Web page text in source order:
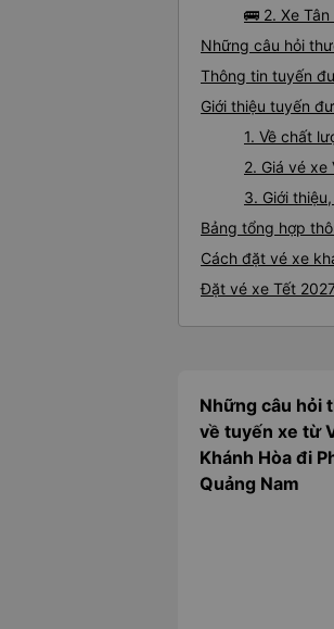
🚌 2. Xe
Những câu hỏi
Thông tin tuyến
Giới thiệu tuyến
1. Về chất
2. Giá vé xe
3. Giới
Bảng tổng hợp
Cách đặt vé xe
Đặt vé xe Tết
Những câu hỏi
về tuyến xe từ
Khánh Hòa đi
Quảng Nam